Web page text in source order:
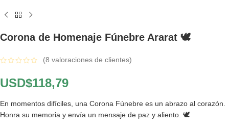
Corona de Homenaje Fúnebre Ararat 🕊️
(8 valoraciones de clientes)
USD$118,79
En momentos difíciles, una Corona Fúnebre es un abrazo al corazón.
Honra su memoria y envía un mensaje de paz y aliento. 🕊️